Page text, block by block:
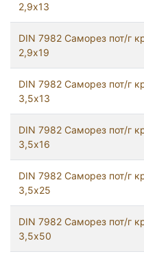
2,9х13
DIN 7982 Саморез пот/г
2,9х19
DIN 7982 Саморез пот/г
3,5х13
DIN 7982 Саморез пот/г
3,5х16
DIN 7982 Саморез пот/г
3,5х25
DIN 7982 Саморез пот/г
3,5х50